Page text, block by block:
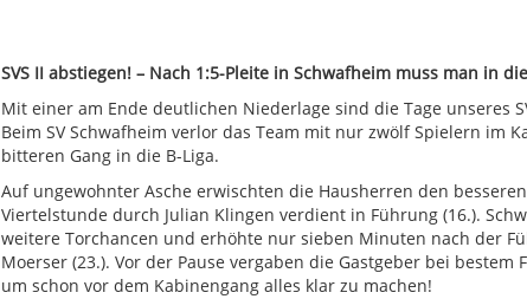
SVS II abstiegen! – Nach 1:5-Pleite in Schwafheim muss man in
Mit einer am Ende deutlichen Niederlage sind die Tage unseres
Beim SV Schwafheim verlor das Team mit nur zwölf Spielern im
bitteren Gang in die B-Liga.
Auf ungewohnter Asche erwischten die Hausherren den
Viertelstunde durch Julian Klingen verdient in Führung (16.).
weitere Torchancen und erhöhte nur sieben Minuten nach der
Moerser (23.). Vor der Pause vergaben die Gastgeber bei
um schon vor dem Kabinengang alles klar zu machen!